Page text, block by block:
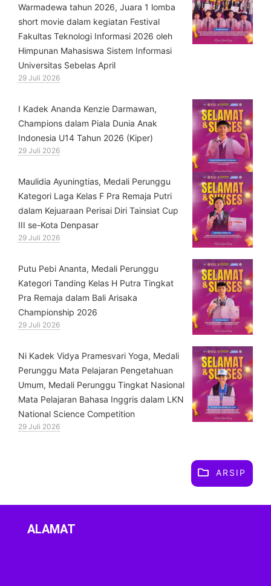
Warmadewa tahun 2026, Juara 1 lomba
short movie dalam kegiatan Festival
Fakultas Teknologi Informasi 2026 oleh
Himpunan Mahasiswa Sistem Informasi
Universitas Sebelas April
29 Juli 2026
⁠I Kadek Ananda Kenzie Darmawan,
Champions dalam Piala Dunia Anak
Indonesia U14 Tahun 2026 (Kiper)
29 Juli 2026
⁠Maulidia Ayuningtias, Medali Perunggu
Kategori Laga Kelas F Pra Remaja Putri
dalam Kejuaraan Perisai Diri Tainsiat Cup
III se-Kota Denpasar
29 Juli 2026
Putu Pebi Ananta, Medali Perunggu
Kategori Tanding Kelas H Putra Tingkat
Pra Remaja dalam Bali Arisaka
Championship 2026
29 Juli 2026
⁠Ni Kadek Vidya Pramesvari Yoga, Medali
Perunggu Mata Pelajaran Pengetahuan
Umum, Medali Perunggu Tingkat Nasional
Mata Pelajaran Bahasa Inggris dalam LKN
National Science Competition
29 Juli 2026
ARSIP
ALAMAT